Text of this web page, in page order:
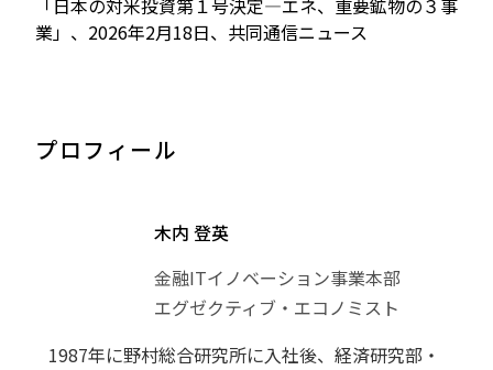
「日本の対米投資第１号決定―エネ、重要鉱物の３事
業」、2026年2月18日、共同通信ニュース
プロフィール
木内 登英
金融ITイノベーション事業本部
エグゼクティブ・エコノミスト
1987年に野村総合研究所に入社後、経済研究部・